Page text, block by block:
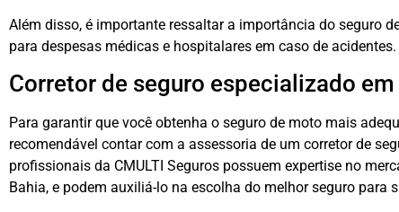
Além disso, é importante ressaltar a importância do seguro
para despesas médicas e hospitalares em caso de acidentes.
Corretor de seguro especializado
Para garantir que você obtenha o seguro de moto mais
recomendável contar com a assessoria de um corretor de
profissionais da CMULTI Seguros possuem expertise no
Bahia, e podem auxiliá-lo na escolha do melhor seguro para